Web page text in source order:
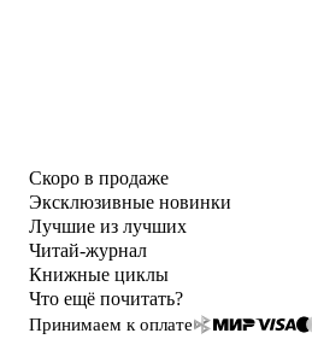
Скоро в продаже
Эксклюзивные новинки
Лучшие из лучших
Читай-журнал
Книжные циклы
Что ещё почитать?
Принимаем к оплате